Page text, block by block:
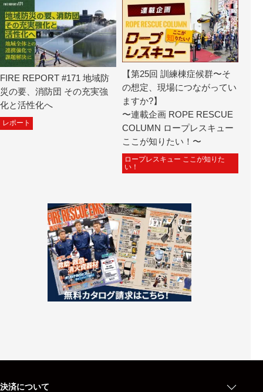
FIRE REPORT #171 地域防
災の要、消防団 その充実強
化と活性化へ
レポート
【第25回 訓練棟症候群〜そ
の想定、現場につながってい
ますか?】
〜連載企画 ROPE RESCUE
COLUMN ロープレスキュー
ここが知りたい！〜
ロープレスキュー ここが知りた
い！
決済について